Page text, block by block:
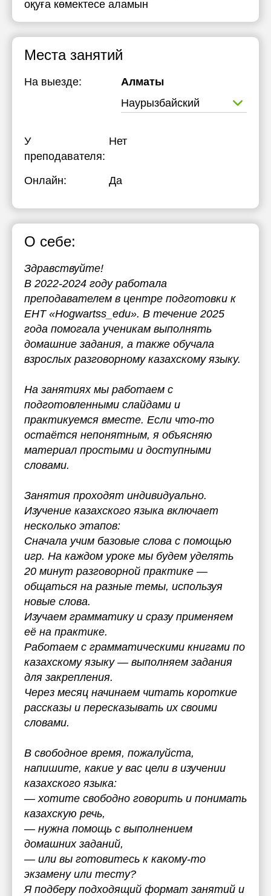
оқуға көмектесе аламын
Места занятий
На выезде:
Алматы
Наурызбайский
У
преподавателя:
Нет
Онлайн: Да
О себе:
Здравствуйте!
В 2022-2024 году работала
преподавателем в центре подготовки к
ЕНТ «Hogwartss_edu». В течение 2025
года помогала ученикам выполнять
домашние задания, а также обучала
взрослых разговорному казахскому языку.
На занятиях мы работаем с
подготовленными слайдами и
практикуемся вместе. Если что-то
остаётся непонятным, я объясняю
материал простыми и доступными
словами.
Занятия проходят индивидуально.
Изучение казахского языка включает
несколько этапов:
Сначала учим базовые слова с помощью
игр. На каждом уроке мы будем уделять
20 минут разговорной практике —
общаться на разные темы, используя
новые слова.
Изучаем грамматику и сразу применяем
её на практике.
Работаем с грамматическими книгами по
казахскому языку — выполняем задания
для закрепления.
Через месяц начинаем читать короткие
рассказы и пересказывать их своими
словами.
В свободное время, пожалуйста,
напишите, какие у вас цели в изучении
казахского языка:
— хотите свободно говорить и понимать
казахскую речь,
— нужна помощь с выполнением
домашних заданий,
— или вы готовитесь к какому-то
экзамену или тесту?
Я подберу подходящий формат занятий и
19:30
20:30
21:00
18:00
19:30